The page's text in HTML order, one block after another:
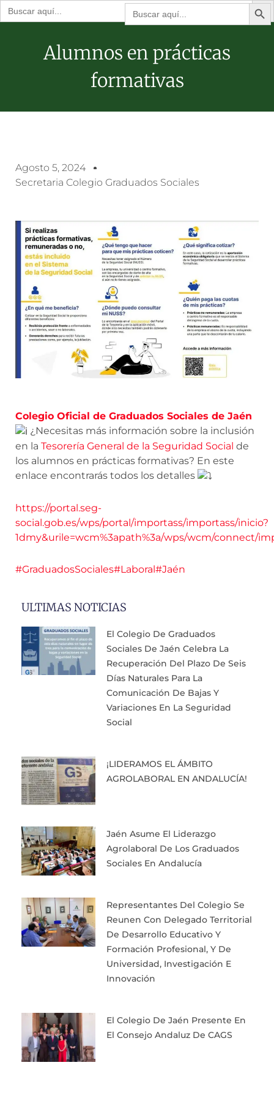
Buscar: Botón de
Buscar:
Alumnos en prácticas
formativas
Agosto 5, 2024
Secretaria Colegio Graduados Sociales
Colegio Oficial de Graduados Sociales de Jaén
¿Necesitas más información sobre la inclusión
en la Tesorería General de la Seguridad Social de
los alumnos en prácticas formativas? En este
enlace encontrarás todos los detalles
https://portal.seg-
social.gob.es/wps/portal/importass/importass/inicio?
1dmy&urile=wcm%3apath%3a/wps/wcm/connect/
#GraduadosSociales#Laboral#Jaén
ULTIMAS NOTICIAS
El Colegio De Graduados
Sociales De Jaén Celebra La
Recuperación Del Plazo De Seis
Días Naturales Para La
Comunicación De Bajas Y
Variaciones En La Seguridad
Social
¡LIDERAMOS EL ÁMBITO
AGROLABORAL EN ANDALUCÍA!
Jaén Asume El Liderazgo
Agrolaboral De Los Graduados
Sociales En Andalucía
Representantes Del Colegio Se
Reunen Con Delegado Territorial
De Desarrollo Educativo Y
Formación Profesional, Y De
Universidad, Investigación E
Innovación
El Colegio De Jaén Presente En
El Consejo Andaluz De CAGS